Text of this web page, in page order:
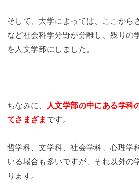
そして、大学によっては、ここから
など社会科学分野が分離し、残りの
を人文学部にしました。
ちなみに、
人文学部の中にある学科
てさまざま です。
哲学科、文学科、社会学科、心理学
いる場合も多いですが、それ以外の
ります。